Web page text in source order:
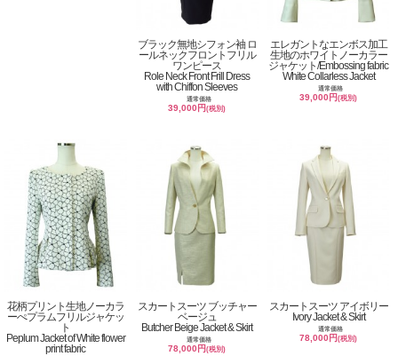
ブラック無地シフォン袖 ロ
ールネックフロントフリル
ワンピース
Role Neck Front Frill Dress
with Chiffon Sleeves
通常価格
39,000円(税別)
エレガントなエンボス加工
生地のホワイトノーカラー
ジャケット/Embossing fabric
White Collarless Jacket
通常価格
39,000円(税別)
花柄プリント生地ノーカラ
ーぺプラムフリルジャケッ
ト
Peplum Jacket of White flower
print fabric
スカートスーツ ブッチャー
ベージュ
Butcher Beige Jacket & Skirt
通常価格
78,000円(税別)
スカートスーツ アイボリー
Ivory Jacket & Skirt
通常価格
78,000円(税別)